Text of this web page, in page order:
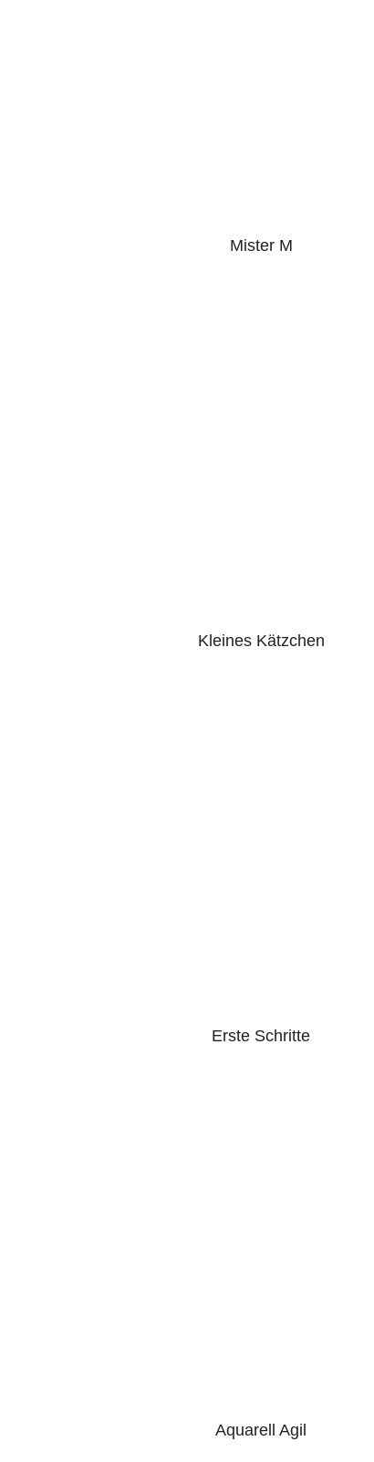
Mister M
Kleines Kätzchen
Erste Schritte
Aquarell Agil